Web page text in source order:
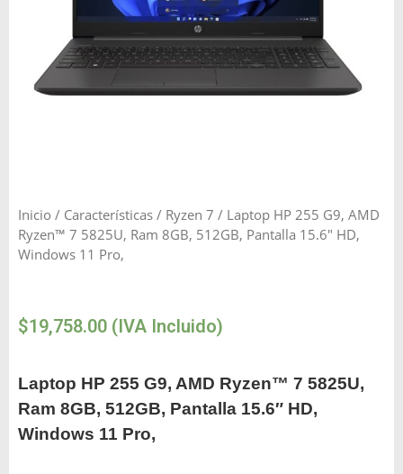
Inicio / Características / Ryzen 7 / Laptop HP 255 G9, AMD
Ryzen™ 7 5825U, Ram 8GB, 512GB, Pantalla 15.6″ HD,
Windows 11 Pro,
$19,758.00 (IVA Incluido)
Laptop HP 255 G9, AMD Ryzen™ 7 5825U,
Ram 8GB, 512GB, Pantalla 15.6″ HD,
Windows 11 Pro,